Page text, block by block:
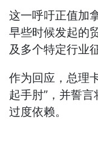
这一呼吁正值加
早些时候发起的
及多个特定行业
作为回应，总理
起手肘”，并誓
过度依赖。